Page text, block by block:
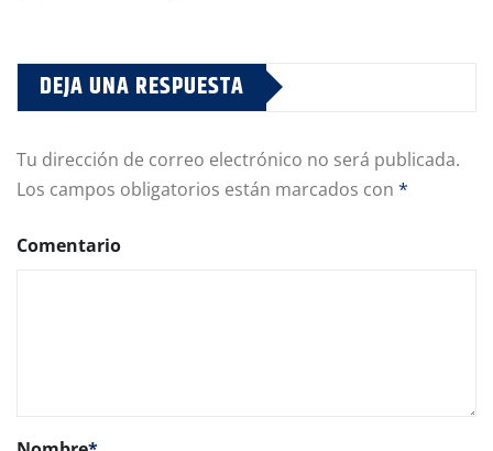
DEJA UNA RESPUESTA
Tu dirección de correo electrónico no será publicada.
Los campos obligatorios están marcados con *
Comentario